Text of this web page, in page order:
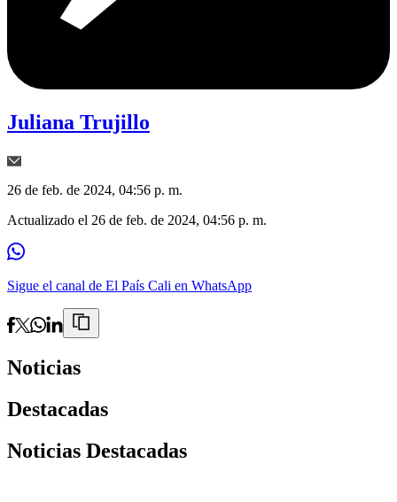
Juliana Trujillo
26 de feb. de 2024, 04:56 p. m.
Actualizado el 26 de feb. de 2024, 04:56 p. m.
Sigue el canal de El País Cali en WhatsApp
Noticias
Destacadas
Noticias Destacadas